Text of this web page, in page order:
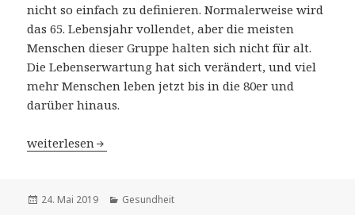
nicht so einfach zu definieren. Normalerweise wird
das 65. Lebensjahr vollendet, aber die meisten
Menschen dieser Gruppe halten sich nicht für alt.
Die Lebenserwartung hat sich verändert, und viel
mehr Menschen leben jetzt bis in die 80er und
darüber hinaus.
Was bedeutet Geriatrie?
weiterlesen
Veröffentlicht
24. Mai 2019 Kategorien
Gesundheit